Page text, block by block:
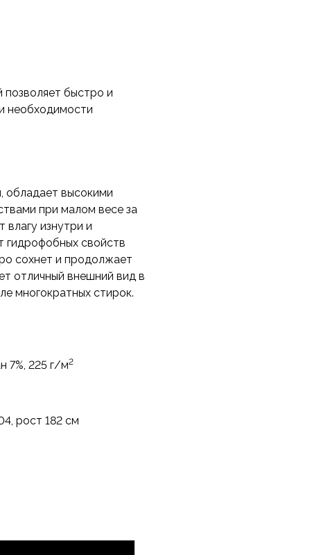
быстрым
высокий уровень
холодное время года.
и получайте
быстро и
необходимости
обладает высокими
при малом весе за
изнутри и
гидрофобных свойств
сохнет и продолжает
отличный внешний вид в
многократных стирок.
7%, 225 г/м2
рост 182 см